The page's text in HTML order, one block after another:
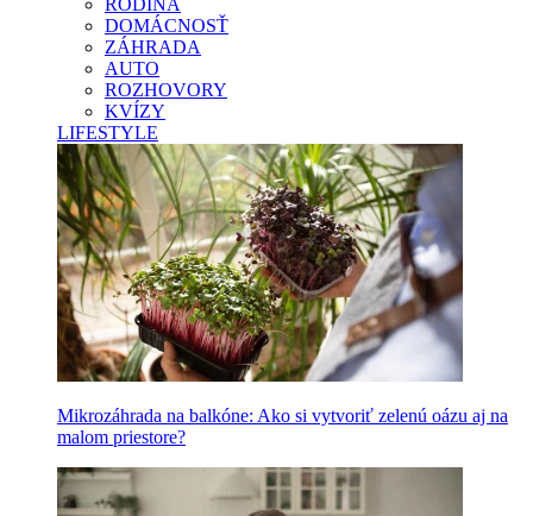
RODINA
DOMÁCNOSŤ
ZÁHRADA
AUTO
ROZHOVORY
KVÍZY
LIFESTYLE
Mikrozáhrada na balkóne: Ako si vytvoriť zelenú oázu aj na
malom priestore?